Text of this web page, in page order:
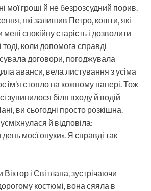
мої гроші й не безрозсудний порив.
які залишив Петро, кошти, які
спокійну старість і дозволити
коли допомога справді
договори, погоджувала
аванси, вела листування з усіма
ім’я стояло на кожному папері. Тож
зупинилося біля входу й водій
ви сьогодні просто розкішна.
й відповіла:
моєї онуки». Я справді так
і Світлана, зустрічаючи
костюмі, вона сяяла в